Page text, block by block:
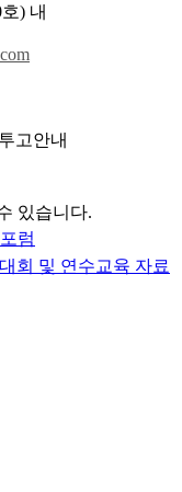
) 내
고안내
있습니다.
럼
회 및 연수교육 자료